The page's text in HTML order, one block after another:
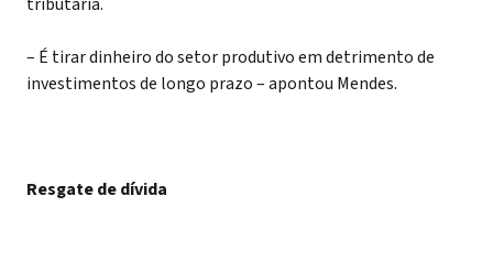
– É tirar dinheiro do setor produtivo em detrimento de
investimentos de longo prazo – apontou Mendes.
Resgate de dívida